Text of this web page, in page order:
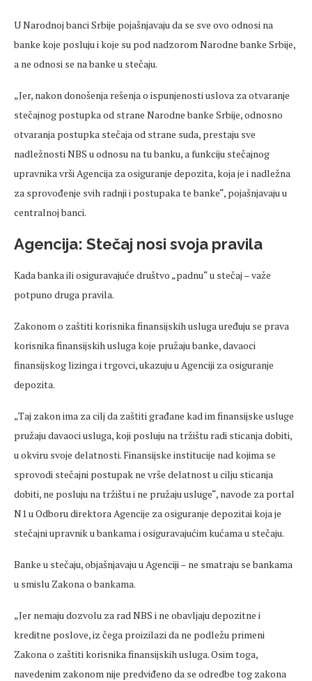
U Narodnoj banci Srbije pojašnjavaju da se sve ovo odnosi na
banke koje posluju i koje su pod nadzorom Narodne banke Srbije,
a ne odnosi se na banke u stečaju.
„Jer, nakon donošenja rešenja o ispunjenosti uslova za otvaranje
stečajnog postupka od strane Narodne banke Srbije, odnosno
otvaranja postupka stečaja od strane suda, prestaju sve
nadležnosti NBS u odnosu na tu banku, a funkciju stečajnog
upravnika vrši Agencija za osiguranje depozita, koja je i nadležna
za sprovođenje svih radnji i postupaka te banke“, pojašnjavaju u
centralnoj banci.
Agencija: Stečaj nosi svoja pravila
Kada banka ili osiguravajuće društvo „padnu“ u stečaj – važe
potpuno druga pravila.
Zakonom o zaštiti korisnika finansijskih usluga uređuju se prava
korisnika finansijskih usluga koje pružaju banke, davaoci
finansijskog lizinga i trgovci, ukazuju u Agenciji za osiguranje
depozita.
„Taj zakon ima za cilj da zaštiti građane kad im finansijske usluge
pružaju davaoci usluga, koji posluju na tržištu radi sticanja dobiti,
u okviru svoje delatnosti. Finansijske institucije nad kojima se
sprovodi stečajni postupak ne vrše delatnost u cilju sticanja
dobiti, ne posluju na tržištu i ne pružaju usluge“, navode za portal
N1 u Odboru direktora Agencije za osiguranje depozitai koja je
stečajni upravnik u bankama i osiguravajućim kućama u stečaju.
Banke u stečaju, objašnjavaju u Agenciji – ne smatraju se bankama
u smislu Zakona o bankama.
„Jer nemaju dozvolu za rad NBS i ne obavljaju depozitne i
kreditne poslove, iz čega proizilazi da ne podležu primeni
Zakona o zaštiti korisnika finansijskih usluga. Osim toga,
navedenim zakonom nije predviđeno da se odredbe tog zakona